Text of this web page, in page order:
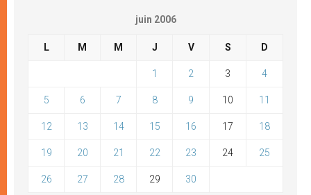
juin 2006
L M M J V S D
1 2 3 4
5 6 7 8 9 10 11
12 13 14 15 16 17 18
19 20 21 22 23 24 25
26 27 28 29 30